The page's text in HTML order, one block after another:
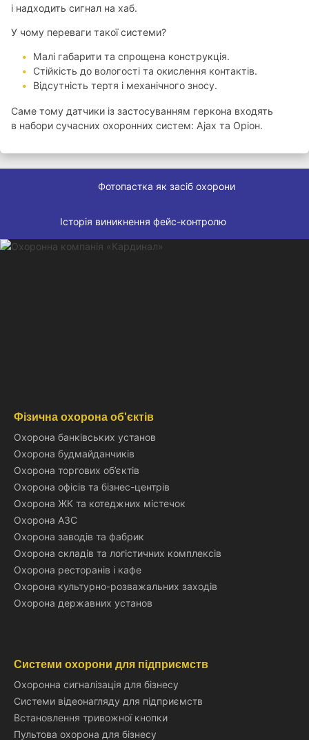
і надходить сигнал на хаб.
У чому переваги такої системи?
Малі габарити та спрощена конструкція.
Стійкість до вологості та окислення контактів.
Відсутність тертя і механічного зносу.
Саме тому датчики із застосуванням геркона входять
в набори сучасних охоронних систем: Ajax та Оріон.
Фотопастка як засіб охорони
Історія виникнення фейс-контролю
Фізична охорона об'єктів
Охорона банківських установ
Охорона будмайданчиків
Охорона торгових об’єктів
Охорона офісів та бізнес-центрів
Охорона ЖК та котеджних містечок
Охорона АЗС
Охорона заводів та фабрик
Охорона складів та логістичних комплексів
Охорона ресторанів і кафе
Охорона культурно-розважальних заходів
Охорона державних установ
Системи охорони для підприємств
Охоронна сигналізація для бізнесу
Системи відеонагляду для підприємств
Встановлення тривожної кнопки
Пультова охорона для бізнесу